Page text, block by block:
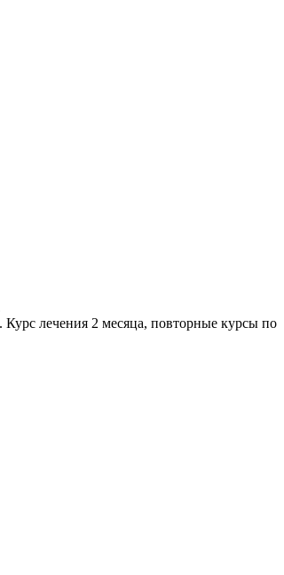
лечения 2 месяца, повторные курсы по